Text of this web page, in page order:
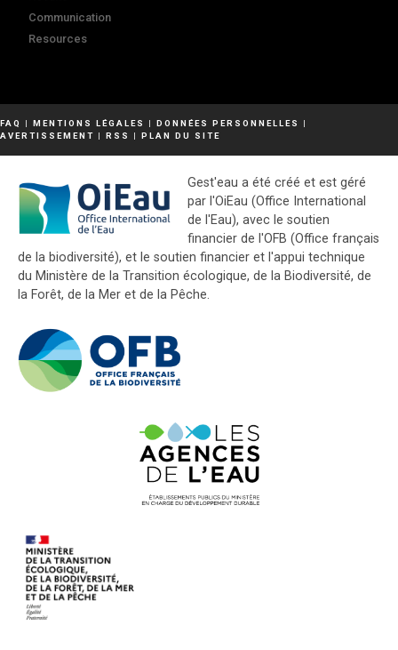
Communication
Resources
FAQ | MENTIONS LÉGALES | DONNÉES PERSONNELLES
|
AVERTISSEMENT | RSS | PLAN DU SITE
Gest'eau a été créé et est géré
par l'OiEau (Office International
de l'Eau), avec le soutien
financier de l'OFB (Office français
de la biodiversité), et le soutien financier et l'appui technique
du Ministère de la Transition écologique, de la Biodiversité, de
la Forêt, de la Mer et de la Pêche.